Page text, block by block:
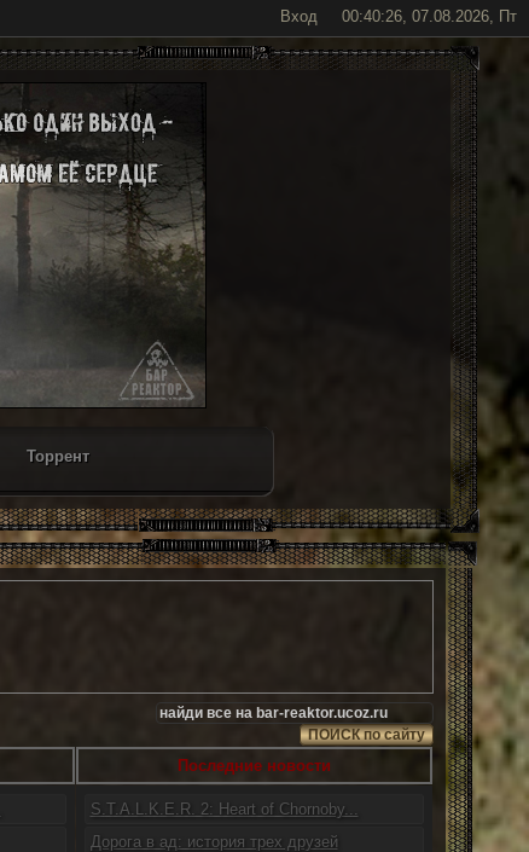
00:40:26, 07.08.2026, Пт
Вход
Торрент
Последние новости
S.T.A.L.K.E.R. 2: Heart of Chornoby...
Дорога в ад: история трех друзей